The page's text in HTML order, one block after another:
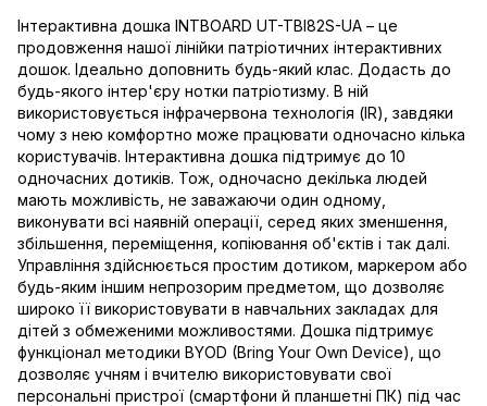
Інтерактивна дошка INTBOARD UT-TBI82S-UA – це
продовження нашої лінійки патріотичних інтерактивних
дошок. Ідеально доповнить будь-який клас. Додасть до
будь-якого інтер'єру нотки патріотизму. В ній
використовується інфрачервона технологія (IR), завдяки
чому з нею комфортно може працювати одночасно кілька
користувачів. Інтерактивна дошка підтримує до 10
одночасних дотиків. Тож, одночасно декілька людей
мають можливість, не заважаючи один одному,
виконувати всі наявній операції, серед яких зменшення,
збільшення, переміщення, копіювання об'єктів і так далі.
Управління здійснюється простим дотиком, маркером або
будь-яким іншим непрозорим предметом, що дозволяє
широко її використовувати в навчальних закладах для
дітей з обмеженими можливостями. Дошка підтримує
функціонал методики BYOD (Bring Your Own Device), що
дозволяє учням і вчителю використовувати свої
персональні пристрої (смартфони й планшетні ПК) під час